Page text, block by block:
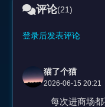
评论(21)
登录后发表评论
猫了个猫
2026-06-15 20:21
每次进商场